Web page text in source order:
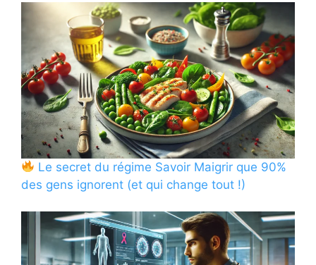
Le secret du régime Savoir Maigrir que 90%
des gens ignorent (et qui change tout !)